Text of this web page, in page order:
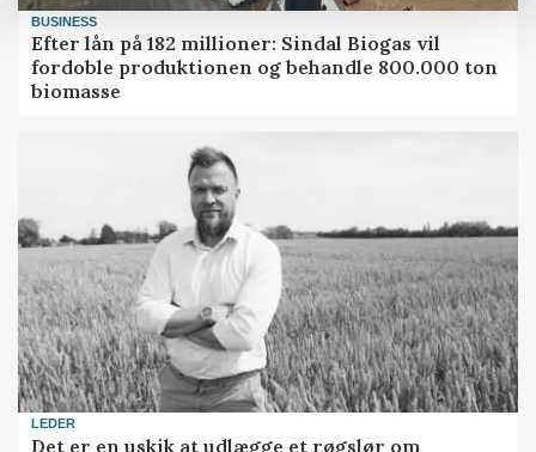
BUSINESS
Efter lån på 182 millioner: Sindal Biogas vil
fordoble produktionen og behandle 800.000 ton
biomasse
LEDER
Det er en uskik at udlægge et røgslør om